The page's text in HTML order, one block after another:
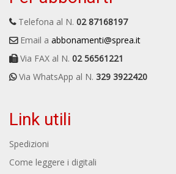
Telefona al N. 02 87168197
Email a abbonamenti@sprea.it
Via FAX al N. 02 56561221
Via WhatsApp al N. 329 3922420
Link utili
Spedizioni
Come leggere i digitali